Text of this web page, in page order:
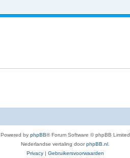
Powered by phpBB® Forum Software © phpBB Limited
Nederlandse vertaling doorphpBB.nl
Privacy | Gebruikersvoorwaarden